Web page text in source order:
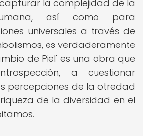
la complejidad de la
así como para
universales a través de
es verdaderamente
de Piel' es una obra que
a cuestionar
percepciones de la otredad
de la diversidad en el